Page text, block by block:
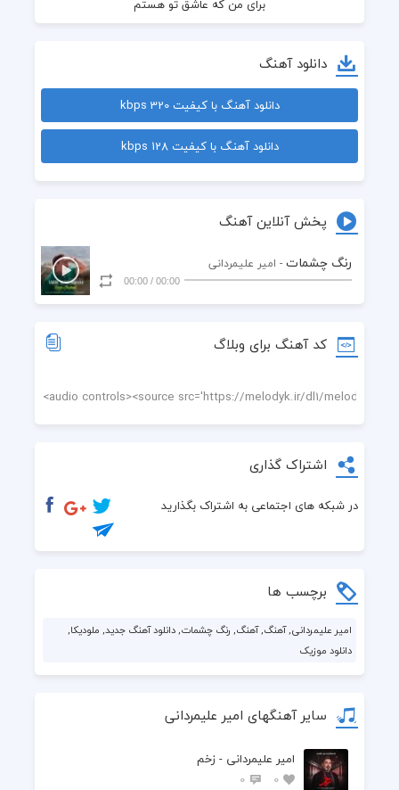
تو خواب آرزوهای محالی
به عشق دیدن تو قد کشیدم
تو لالایی خوب بچگیمی
دانلود آهنگ
دانلود آهنگ با کیفیت 320 kbps
دانلود آهنگ با کیفیت 128 kbps
پخش آنلاین آهنگ
رنگ چشمات - امیر علیمردانی
00:00
/
00:00
کد آهنگ برای وبلاگ
اشتراک گذاری
در شبکه های اجتماعی به اشتراک بگذارید
برچسب ها
امیر علیمردانی, آهنگ, آهنگ, رنگ چشمات, دانلود آهنگ جدید, ملودیکا,
دانلود موزیک
سایر آهنگهای امیر علیمردانی
امیر علیمردانی - زخم
0
0